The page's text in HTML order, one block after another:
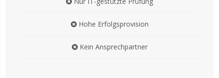
Hohe Erfolgsprovision
Kein Ansprechpartner